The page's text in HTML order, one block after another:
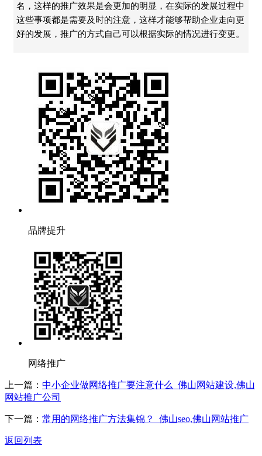
名，这样的推广效果是会更加的明显，在实际的发展过程中
这些事项都是需要及时的注意，这样才能够帮助企业走向更
好的发展，推广的方式自己可以根据实际的情况进行变更。
品牌提升
网络推广
上一篇： 中小企业做网络推广要注意什么_佛山网站建设,佛山
网站推广公司
下一篇： 常用的网络推广方法集锦？_佛山seo,佛山网站推广
返回列表